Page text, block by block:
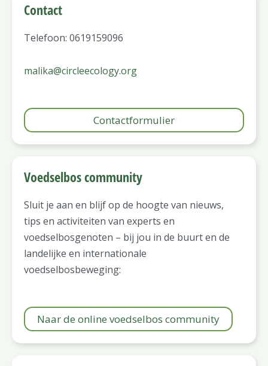
Contact
Telefoon: 0619159096
malika@circleecology.org
Contactformulier
Voedselbos community
Sluit je aan en blijf op de hoogte van nieuws,
tips en activiteiten van experts en
voedselbosgenoten – bij jou in de buurt en de
landelijke en internationale
voedselbosbeweging:
Naar de online voedselbos community